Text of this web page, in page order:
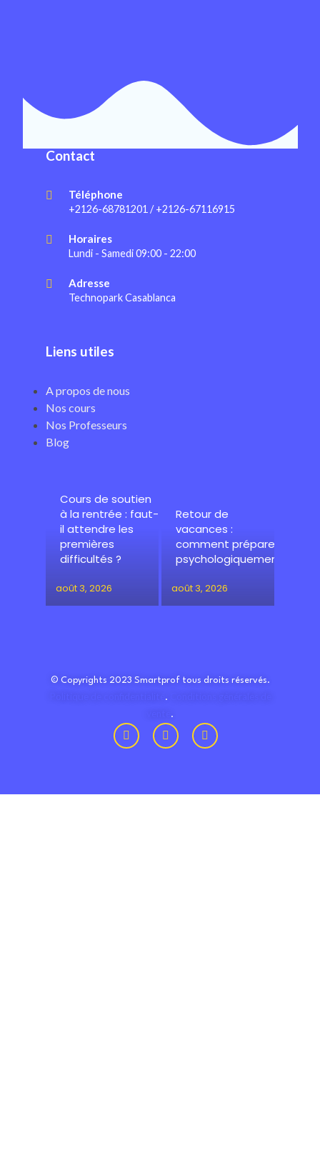
Contact
Téléphone
+2126-68781201 / +2126-67116915
Horaires
Lundi - Samedi 09:00 - 22:00
Adresse
Technopark Casablanca
Liens utiles
A propos de nous
Nos cours
Nos Professeurs
Blog
Cours de soutien
à la rentrée : faut-
il attendre les
premières
difficultés ?
août 3, 2026
Retour de
vacances :
comment préparer
psychologiquement
août 3, 2026
© Copyrights 2023 Smartprof tous droits réservés.
.
.